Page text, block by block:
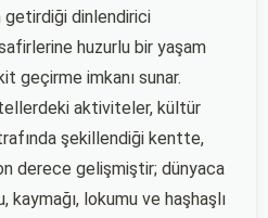
dinlendirici
huzurlu bir yaşam
geçirme imkanı sunar.
aktiviteler, kültür
şekillendiği kentte,
derece gelişmiştir; dünyaca
lokumu ve haşhaşlı